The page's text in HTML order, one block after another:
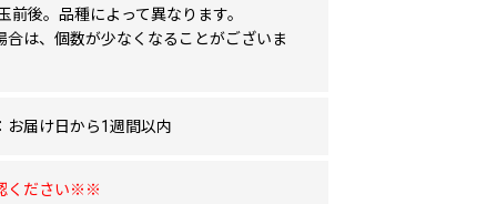
前後。品種によって異なります。
は、個数が少なくなることがございま
お届け日から1週間以内
ください※※